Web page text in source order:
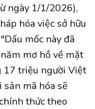
ngày 1/1/2026),
hóa việc sở hữu
mốc này đã
mơ hồ về mặt
17 triệu người Việt
mã hóa sẽ
thức theo